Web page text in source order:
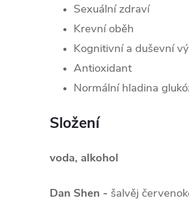
Sexuální zdraví
Krevní oběh
Kognitivní a duševní
Antioxidant
Normální hladina
Složení
voda, alkohol
Dan Shen - šalvěj